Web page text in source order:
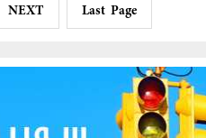
NEXT Last Page